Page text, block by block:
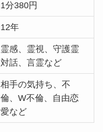
1分380円
12年
霊感、霊視、守護霊
対話、言霊など
相手の気持ち、不
倫、W不倫、自由恋
愛など